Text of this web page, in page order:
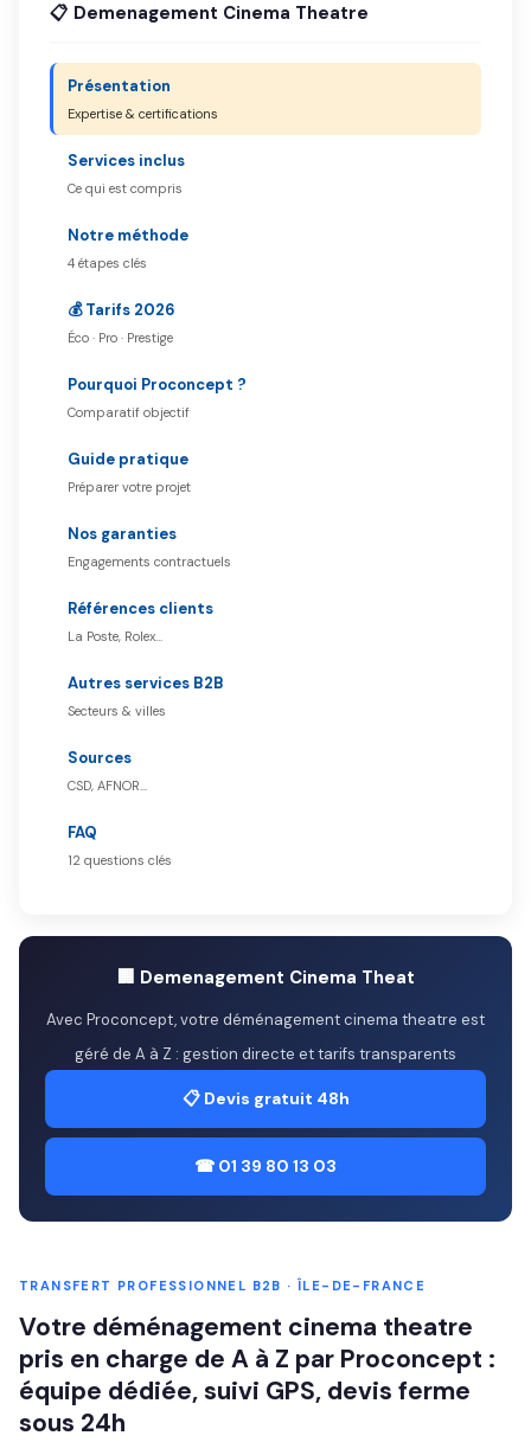
📋 Demenagement Cinema Theatre
Présentation
Expertise & certifications
Services inclus
Ce qui est compris
Notre méthode
4 étapes clés
💰 Tarifs 2026
Éco · Pro · Prestige
Pourquoi Proconcept ?
Comparatif objectif
Guide pratique
Préparer votre projet
Nos garanties
Engagements contractuels
Références clients
La Poste, Rolex…
Autres services B2B
Secteurs & villes
Sources
CSD, AFNOR…
FAQ
12 questions clés
🏢 Demenagement Cinema Theat
Avec Proconcept, votre déménagement cinema theatre est
géré de A à Z : gestion directe et tarifs transparents
📋 Devis gratuit 48h
☎ 01 39 80 13 03
TRANSFERT PROFESSIONNEL B2B · ÎLE-DE-FRANCE
Votre déménagement cinema theatre
pris en charge de A à Z par Proconcept :
équipe dédiée, suivi GPS, devis ferme
sous 24h